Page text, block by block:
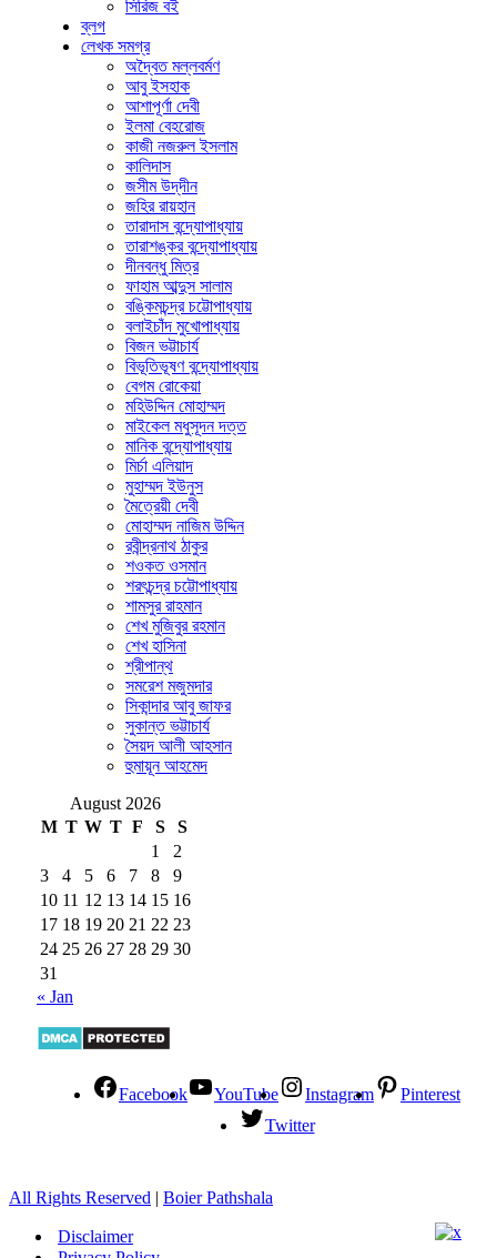
সিরিজ বই
ব্লগ
লেখক সমগ্র
অদ্বৈত মল্লবর্মণ
আবু ইসহাক
আশাপূর্ণা দেবী
ইলমা বেহরোজ
কাজী নজরুল ইসলাম
কালিদাস
জসীম উদ্‌দীন
জহির রায়হান
তারাদাস বন্দ্যোপাধ্যায়
তারাশঙ্কর বন্দ্যোপাধ্যায়
দীনবন্ধু মিত্র
ফাহাম আব্দুস সালাম
বঙ্কিমচন্দ্র চট্টোপাধ্যায়
বলাইচাঁদ মুখোপাধ্যায়
বিজন ভট্টাচার্য
বিভূতিভূষণ বন্দ্যোপাধ্যায়
বেগম রোকেয়া
মহিউদ্দিন মোহাম্মদ
মাইকেল মধুসূদন দত্ত
মানিক বন্দ্যোপাধ্যায়
মির্চা এলিয়াদ
মুহাম্মদ ইউনুস
মৈত্রেয়ী দেবী
মোহাম্মদ নাজিম উদ্দিন
রবীন্দ্রনাথ ঠাকুর
শওকত ওসমান
শরৎচন্দ্র চট্টোপাধ্যায়
শামসুর রাহমান
শেখ মুজিবুর রহমান
শেখ হাসিনা
শ্রীপান্থ
সমরেশ মজুমদার
সিকান্দার আবু জাফর
সুকান্ত ভট্টাচার্য
সৈয়দ আলী আহসান
হুমায়ূন আহমেদ
August 2026
M T W T F S
S
1
2
3
4 5 6 7 8
9
10 11 12 13 14 15 16
17 18 19 20 21 22 23
24 25 26 27 28 29 30
31
« Jan
Facebook YouTube Instagram
Pinterest
Twitter
All Rights Reserved | Boier Pathshala
Disclaimer